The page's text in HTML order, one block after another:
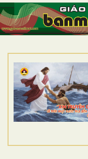
TRANG NHẤT
GIỚI THIỆU
DÒNG TU
BAN MỤC VỤ
ĐOÀN THỂ CG
ĐIỂM HÀNH